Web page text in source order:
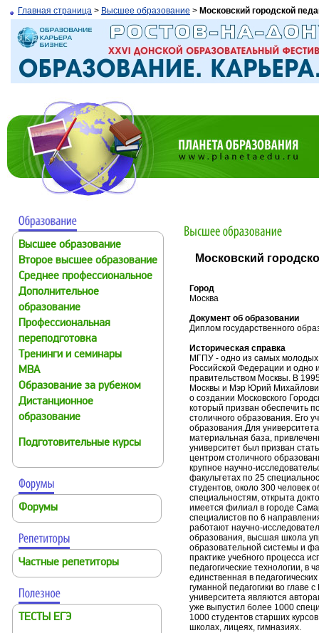
Главная страница > Высшее образование > Московский городской
Высшее образование
Второе высшее образование
Среднее профессиональное
Дополнительное
образование
Профессиональная
переподготовка
Тренинги и семинары
MBA
Образование за рубежом
Дистанционное
образование
Подготовительные курсы
Форумы
Частные репетиторы
ТЕСТЫ ЕГЭ
Московский
Город
Москва
Документ об образовании
Диплом государственного
Историческая справка
МГПУ - одно из самых
Российской Федерации и одно
правительством Москвы. В
Москвы и Мэр Юрий
о создании Московского
который призван обеспечить
столичного образования. Его
образования.Для
материальная база,
университет был призван
центром столичного
крупное научно-
факультетах по 25
студентов, около 300 человек
специальностям, открыта
имеется филиал в городе
специалистов по 6
работают научно-
образования, высшая школа
образовательной системы и
практике учебного процесса
педагогические технологии, в
единственная в
гуманной педагогики во
университета являются
уже выпустил более 1000
1000 студентов старших
школах, лицеях, гимназиях.